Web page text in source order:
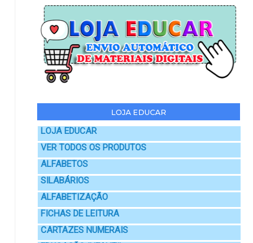
LOJA EDUCAR
LOJA EDUCAR
VER TODOS OS PRODUTOS
ALFABETOS
SILABÁRIOS
ALFABETIZAÇÃO
FICHAS DE LEITURA
CARTAZES NUMERAIS